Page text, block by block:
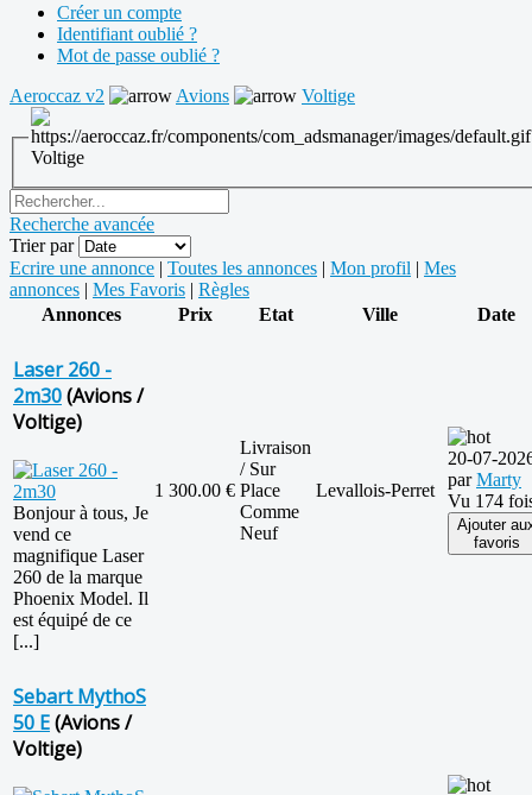
Créer un compte
Identifiant oublié ?
Mot de passe oublié ?
Aeroccaz v2
Avions Voltige
Voltige
Recherche avancée
Trier par
Ecrire une annonce
Toutes les annonces Mon profil
Mes
annonces
Mes Favoris
Règles
Annonces
Prix Etat Ville Date
Laser 260 -
2m30(Avions /
Voltige)
Bonjour à tous, Je
vend ce
magnifique Laser
260 de la marque
Phoenix Model. Il
est équipé de ce
[...]
1 300.00 €
Livraison
/ Sur
Place
Comme
Neuf
Levallois-Perret
20-07-
parMarty
Vu 174
Ajouter
favoris
Sebart MythoS
50 E(Avions /
Voltige)